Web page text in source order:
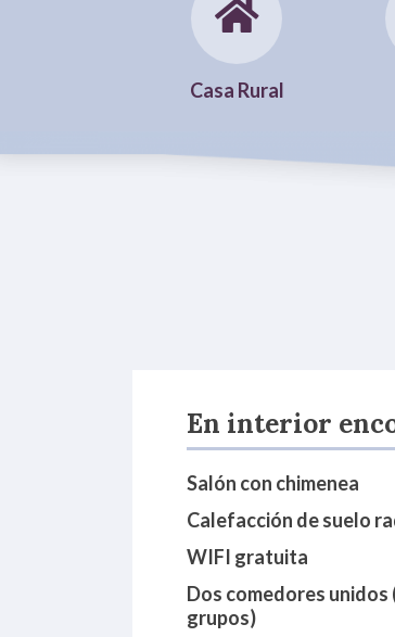
Casa Rural
En interior
Salón con chimenea
Calefacción de suelo
WIFI gratuita
Dos comedores unidos
grupos)